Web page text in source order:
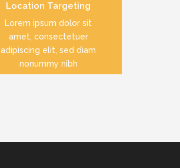
Location Targeting
Lorem ipsum dolor sit
amet, consectetuer
adipiscing elit, sed diam
nonummy nibh
READ MORE